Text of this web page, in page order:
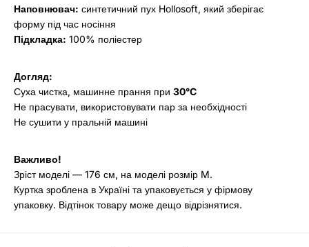
Наповнювач: синтетичний пух Hollosoft, який зберігає
форму під час носіння
Підкладка: 100% поліестер
Догляд:
Суха чистка, машинне прання при 30°C
Не прасувати, використовувати пар за необхідності
Не сушити у пральній машині
Важливо!
Зріст моделі — 176 см, на моделі розмір M.
Куртка зроблена в Україні та упаковується у фірмову
упаковку. Відтінок товару може дещо відрізнятися.